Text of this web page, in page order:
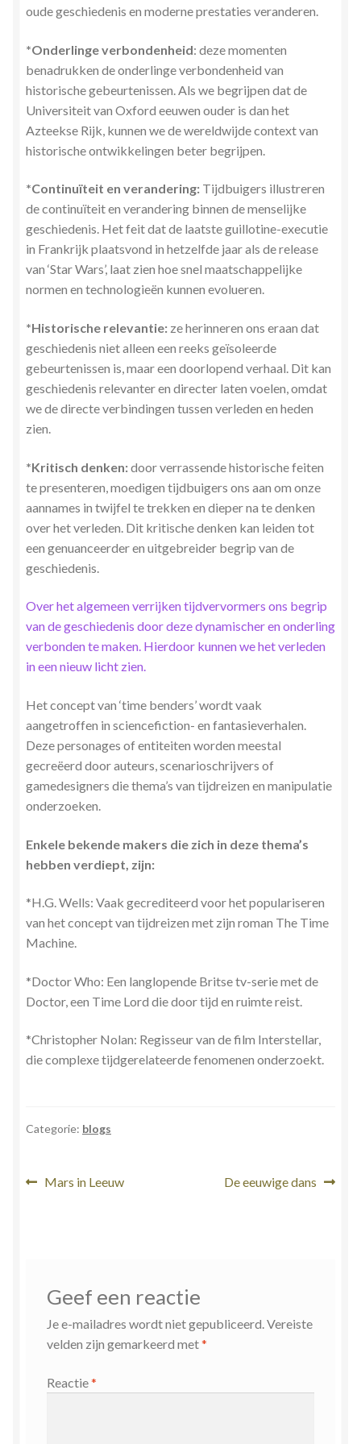
oude geschiedenis en moderne prestaties veranderen.
*Onderlinge verbondenheid: deze momenten
benadrukken de onderlinge verbondenheid van
historische gebeurtenissen. Als we begrijpen dat de
Universiteit van Oxford eeuwen ouder is dan het
Azteekse Rijk, kunnen we de wereldwijde context van
historische ontwikkelingen beter begrijpen.
*Continuïteit en verandering: Tijdbuigers illustreren
de continuïteit en verandering binnen de menselijke
geschiedenis. Het feit dat de laatste guillotine-executie
in Frankrijk plaatsvond in hetzelfde jaar als de release
van ‘Star Wars’, laat zien hoe snel maatschappelijke
normen en technologieën kunnen evolueren.
*Historische relevantie: ze herinneren ons eraan dat
geschiedenis niet alleen een reeks geïsoleerde
gebeurtenissen is, maar een doorlopend verhaal. Dit kan
geschiedenis relevanter en directer laten voelen, omdat
we de directe verbindingen tussen verleden en heden
zien.
*Kritisch denken:door verrassende historische feiten
te presenteren, moedigen tijdbuigers ons aan om onze
aannames in twijfel te trekken en dieper na te denken
over het verleden. Dit kritische denken kan leiden tot
een genuanceerder en uitgebreider begrip van de
geschiedenis.
Over het algemeen verrijken tijdvervormers ons begrip
van de geschiedenis door deze dynamischer en onderling
verbonden te maken. Hierdoor kunnen we het verleden
in een nieuw licht zien.
Het concept van ‘time benders’ wordt vaak
aangetroffen in sciencefiction- en fantasieverhalen.
Deze personages of entiteiten worden meestal
gecreëerd door auteurs, scenarioschrijvers of
gamedesigners die thema’s van tijdreizen en manipulatie
onderzoeken.
Enkele bekende makers die zich in deze thema’s
hebben verdiept, zijn:
*H.G. Wells: Vaak gecrediteerd voor het populariseren
van het concept van tijdreizen met zijn roman The Time
Machine.
*Doctor Who: Een langlopende Britse tv-serie met de
Doctor, een Time Lord die door tijd en ruimte reist.
*Christopher Nolan: Regisseur van de film Interstellar,
die complexe tijdgerelateerde fenomenen onderzoekt.
Categorie: blogs
Bericht
Vorig
Mars in Leeuw
Volgend
De eeuwige dans
Geef een reactie
Je e-mailadres wordt niet gepubliceerd.Vereiste
velden zijn gemarkeerd met*
Reactie*